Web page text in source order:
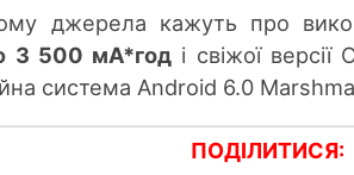
джерела кажуть про
3 500 мА*год і свіжої
система Android 6.0
ПОДІЛИТИСЯ: